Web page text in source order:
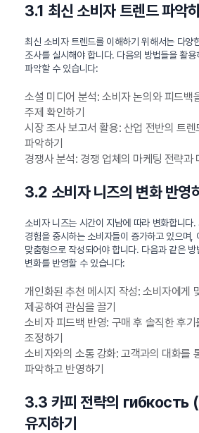
3.1 최신 소비자 트렌드 파악
최신 소비자 트렌드를 이해하기 위해서는 다양
조사를 실시해야 합니다. 다음의 방법들을 활용
파악할 수 있습니다:
소셜 미디어 분석: 소비자 논의와 피드백
주제 확인하기
시장 조사 보고서 활용: 산업 전반의 트렌
파악하기
경쟁사 분석: 경쟁 업체의 마케팅 전략과
3.2 소비자 니즈의 변화 반영
소비자 니즈는 시간이 지남에 따라 변화합니다
경험을 중시하는 소비자들이 증가하고 있으며,
맞춤형으로 작성되어야 합니다. 다음과 같은 방
변화를 반영할 수 있습니다:
개인화된 추천 메시지 작성: 소비자에게
제공하여 관심을 끌기
소비자 피드백 반영: 구매 후 솔직한 후기
조정하기
소비자와의 소통 강화: 고객과의 대화를
파악하고 반영하기
3.3 카피 전략의 гибкость
유지하기